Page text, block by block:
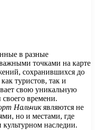
в разные
точками на карте
сохранившихся до
туристов, так и
свою уникальную
времени.
Нальчикявляются не
но и местами, где
наследии.